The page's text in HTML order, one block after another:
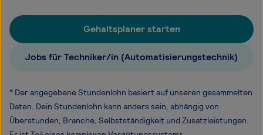
Gehaltsplaner starten
Jobs für Techniker/in (Automatisierungstechnik)
* Der angegebene Stundenlohn basiert auf unseren gesammelten
Daten. Dein Stundenlohn kann anders sein, abhängig von
Überstunden, Branche, Selbstständigkeit und Zusatzleistungen.